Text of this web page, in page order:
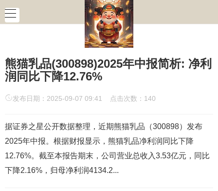
熊猫乳品(300898)2025年中报简析: 净利
润同比下降12.76%
发布日期：2025-09-07 09:41 点击次数：140
据证券之星公开数据整理，近期熊猫乳品（300898）发布
2025年中报。根据财报显示，熊猫乳品净利润同比下降
12.76%。截至本报告期末，公司营业总收入3.53亿元，同比
下降2.16%，归母净利润4134.2...